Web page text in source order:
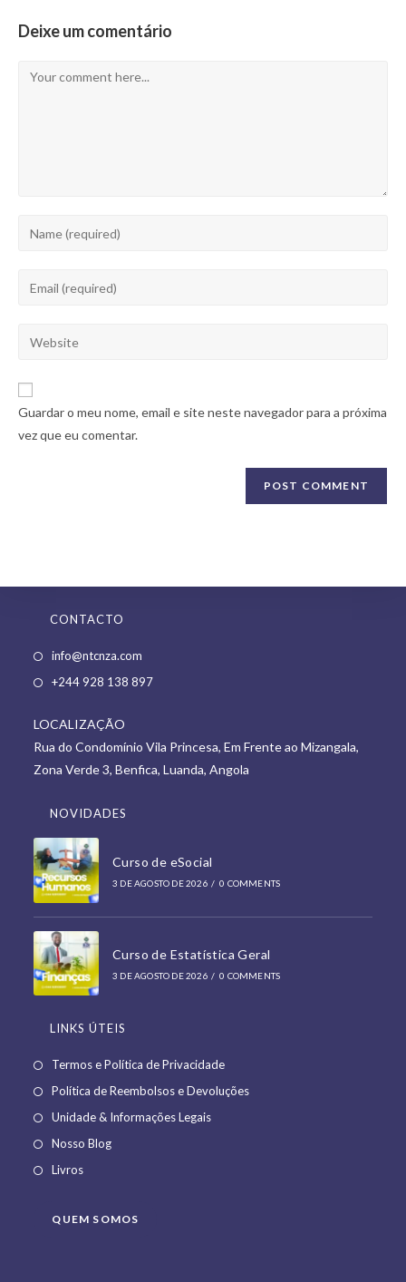
Deixe um comentário
Guardar o meu nome, email e site neste navegador para a próxima
vez que eu comentar.
CONTACTO
info@ntcnza.com
+244 928 138 897
LOCALIZAÇÃO
Rua do Condomínio Vila Princesa, Em Frente ao Mizangala,
Zona Verde 3, Benfica, Luanda, Angola
NOVIDADES
Curso de eSocial
3 DE AGOSTO DE 2026 / 0 COMMENTS
Curso de Estatística Geral
3 DE AGOSTO DE 2026 / 0 COMMENTS
LINKS ÚTEIS
Termos e Política de Privacidade
Política de Reembolsos e Devoluções
Unidade & Informações Legais
Nosso Blog
Livros
QUEM SOMOS